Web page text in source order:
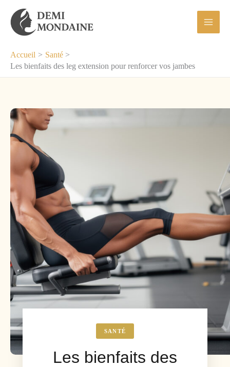
contenu
Accueil
Santé
Les bienfaits des leg extension pour renforcer vos jambes
SANTÉ
Les bienfaits des